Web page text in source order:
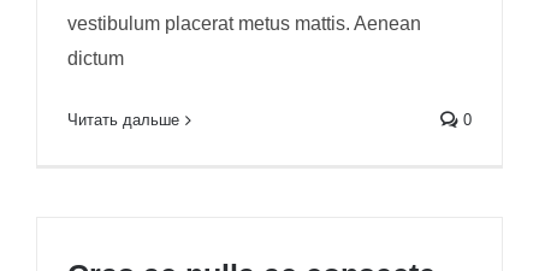
vestibulum placerat metus mattis. Aenean
dictum
Читать дальше 0